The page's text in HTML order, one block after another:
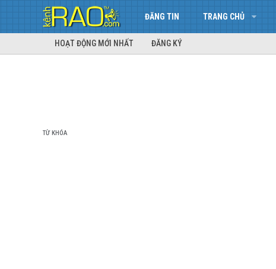
ĐĂNG TIN TRANG CHỦ
HOẠT ĐỘNG MỚI NHẤT ĐĂNG KÝ
TỪ KHÓA